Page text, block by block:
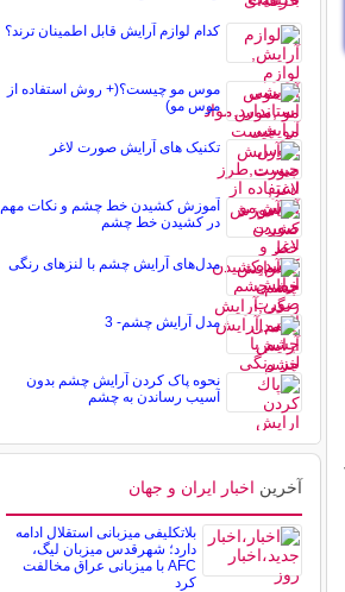
کدام لوازم آرایش قابل اطمینان ترند؟
موس مو چیست؟(+ روش استفاده از
موس مو)
تکنیک های آرایش صورت لاغر
آموزش کشیدن خط چشم و نکات مهم
در کشیدن خط چشم
مدل‌های آرایش چشم با لنزهای رنگی
مدل آرایش چشم- 3
نحوه پاک کردن آرایش چشم بدون
آسیب رساندن به چشم
آخرین اخبار ایران و جهان
بلاتکلیفی میزبانی استقلال ادامه
دارد؛ شهرقدس میزبان لیگ،
AFC با میزبانی عراق مخالفت
کرد